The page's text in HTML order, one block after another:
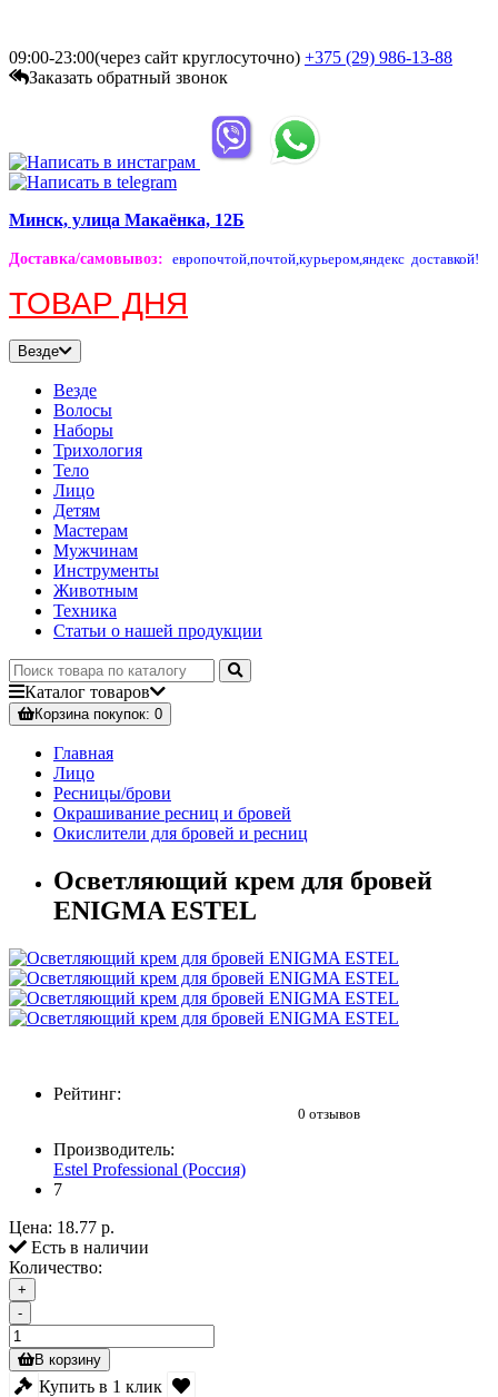
09:00-23:00(через сайт круглосуточно) +375 (29) 986-13-88
Заказать обратный звонок
Минск, улица Макаёнка, 12Б
Доставка/самовывоз: европочтой,почтой,курьером,яндекс доставкой!
ТОВАР ДНЯ
Везде
Везде
Волосы
Наборы
Трихология
Тело
Лицо
Детям
Мастерам
Мужчинам
Инструменты
Животным
Техника
Статьи о нашей продукции
Каталог товаров
Корзинапокупок: 0
Главная
Лицо
Ресницы/брови
Окрашивание ресниц и бровей
Окислители для бровей и ресниц
Осветляющий крем для бровей
ENIGMA ESTEL
Рейтинг:
0 отзывов
Производитель:
Estel Professional (Россия)
7
Цена: 18.77 р.
Есть в наличии
Количество:
+
-
В корзину
Купить в 1 клик